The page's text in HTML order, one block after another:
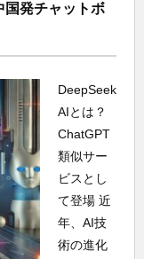
国発チャットボ
DeepSeek
AIとは？
ChatGPT
類似サー
ビスとし
て登場 近
年、AI技
術の進化